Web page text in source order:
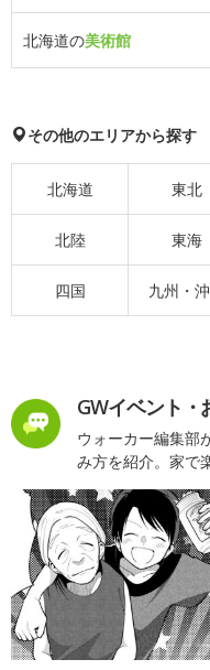
北海道の美術館
その他のエリアから探す
北海道 東北
北陸 東海
四国 九州・
GWイベント・
ウォーカー編集部
み方を紹介。家で